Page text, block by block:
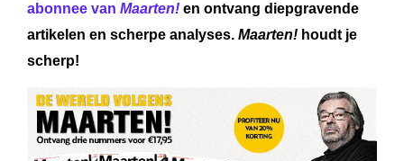
abonnee van Maarten! en ontvang diepgravende
artikelen en scherpe analyses. Maarten! houdt je
scherp!